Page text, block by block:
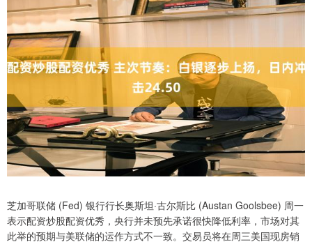
芝加哥联储 (Fed) 银行行长奥斯坦·古尔斯比 (Austan Goolsbee) 周一
表示配资炒股配资优秀，央行并未预先承诺很快降低利率，市场对其
此举的预期与美联储的运作方式不一致。交易员将在周三美国现房销